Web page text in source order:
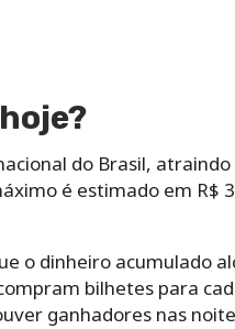
do Brasil, atraindo
é estimado em R$
o dinheiro acumulado
bilhetes para
ganhadores nas